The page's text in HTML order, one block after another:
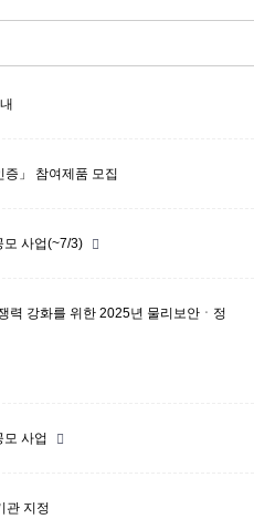
증」 참여제품 모집
모 사업(~7/3)
력 강화를 위한 2025년 물리보안ㆍ정
사업
관 지정